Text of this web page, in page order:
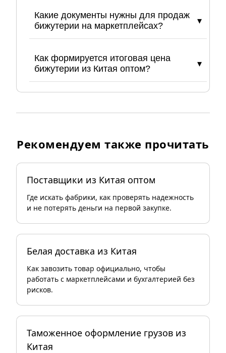
Какие документы нужны для продаж
бижутерии на маркетплейсах?
Как формируется итоговая цена
бижутерии из Китая оптом?
Рекомендуем также прочитать
Поставщики из Китая оптом
Где искать фабрики, как проверять надежность
и не потерять деньги на первой закупке.
Белая доставка из Китая
Как завозить товар официально, чтобы
работать с маркетплейсами и бухгалтерией без
рисков.
Таможенное оформление грузов из
Китая